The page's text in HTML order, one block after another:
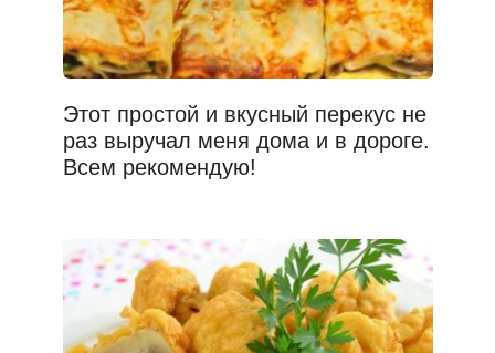
Этот простой и вкусный перекус не
раз выручал меня дома и в дороге.
Всем рекомендую!